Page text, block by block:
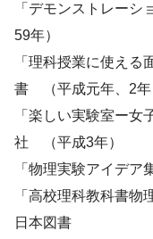
「デモンストレー
59年）
「理科授業に使え
書 （平成元年、2年
「楽しい実験室ー女
社 （平成3年）
「物理実験アイデ
「高校理科教科書
日本図書